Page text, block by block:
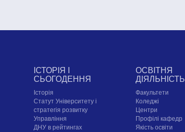
ІСТОРІЯ І
СЬОГОДЕННЯ
Історія
Статут Університету і
стратегія розвитку
Управління
ДНУ в рейтингах
ОСВІТНЯ
ДІЯЛЬНІСТЬ
Факультети
Коледжі
Центри
Профілі кафедр
Якість освіти